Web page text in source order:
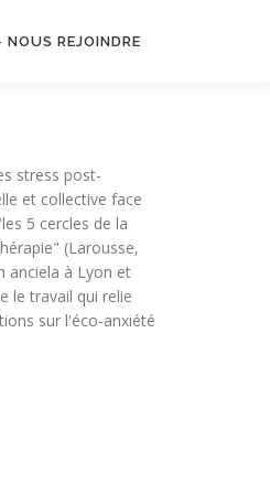
REJOINDRE
stress post-
et collective face
5 cercles de la
(Larousse,
anciela à Lyon et
le travail qui relie
sur l'éco-anxiété